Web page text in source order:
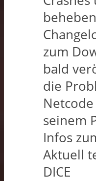
zum
bald
die
seinem
Infos
Aktuell
DICE